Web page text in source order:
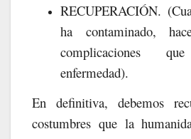
RECUPERACIÓN.
ha contaminado,
complicaciones
enfermedad).
En definitiva, debemos
costumbres que la